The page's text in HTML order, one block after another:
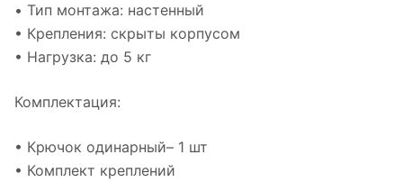
• Тип монтажа: настенный
• Крепления: скрыты корпусом
• Нагрузка: до 5 кг
Комплектация:
• Крючок одинарный– 1 шт
• Комплект креплений